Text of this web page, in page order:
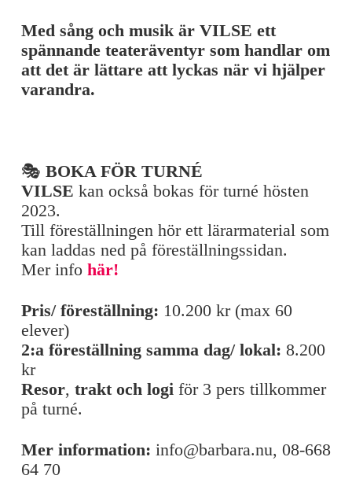
Med sång och musik är VILSE ett
spännande teateräventyr som handlar om
att det är lättare att lyckas när vi hjälper
varandra.
🎭 BOKA FÖR TURNÉ
VILSE kan också bokas för turné hösten
2023.
Till föreställningen hör ett lärarmaterial som
kan laddas ned på föreställningssidan.
Mer info här!
Pris/ föreställning: 10.200 kr (max 60
elever)
2:a föreställning samma dag/ lokal: 8.200
kr
Resor, trakt och logiför 3 pers tillkommer
på turné.
Mer information: info@barbara.nu, 08-668
64 70